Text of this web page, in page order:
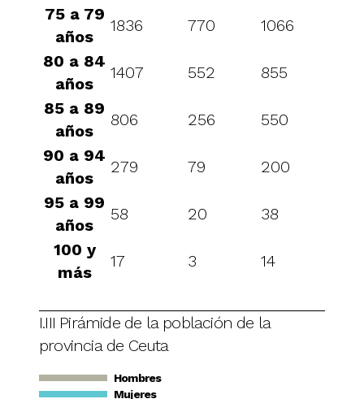
75 a 79
años
1836 770
1066
80 a 84
años
1407 552
855
85 a 89
años
806 256
550
90 a 94
años
279 79
200
95 a 99
años
58 20
38
100 y
más
17 3 14
I.III Pirámide de la población de la
provincia de Ceuta
Hombres
Mujeres